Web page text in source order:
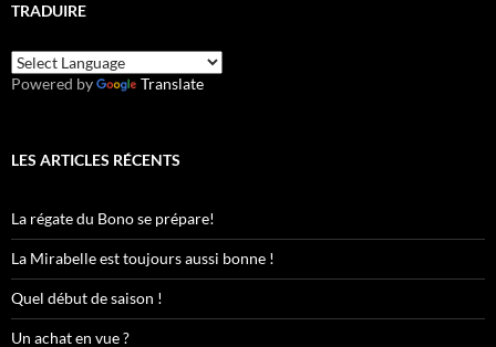
TRADUIRE
Powered by Translate
LES ARTICLES RÉCENTS
La régate du Bono se prépare!
La Mirabelle est toujours aussi bonne !
Quel début de saison !
Un achat en vue ?